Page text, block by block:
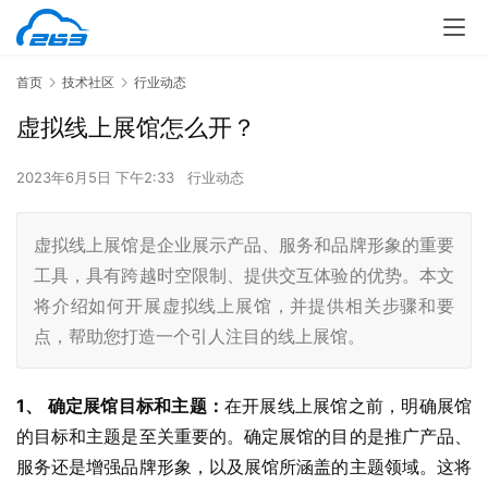
首页 技术社区 行业动态
虚拟线上展馆怎么开？
2023年6月5日 下午2:33 行业动态
虚拟线上展馆是企业展示产品、服务和品牌形象的重要
工具，具有跨越时空限制、提供交互体验的优势。本文
将介绍如何开展虚拟线上展馆，并提供相关步骤和要
点，帮助您打造一个引人注目的线上展馆。
1、 确定展馆目标和主题： 在开展线上展馆之前，明确展馆
的目标和主题是至关重要的。确定展馆的目的是推广产品、
服务还是增强品牌形象，以及展馆所涵盖的主题领域。这将